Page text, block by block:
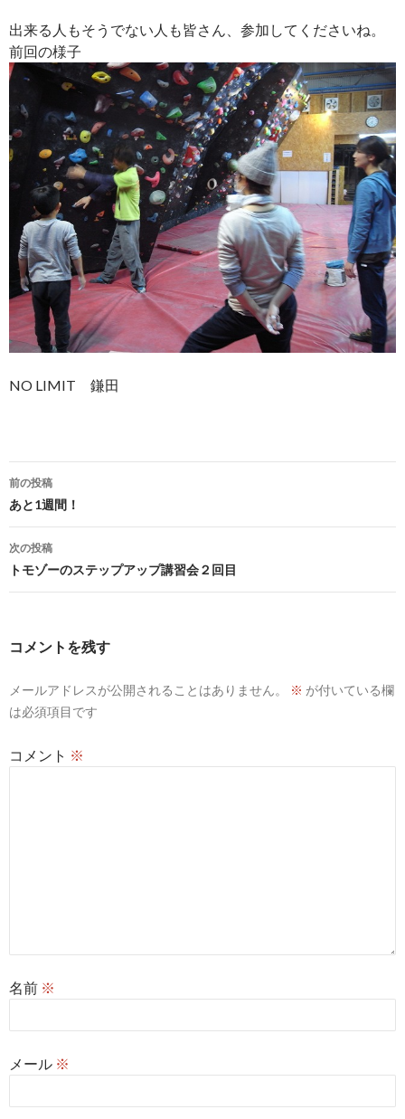
出来る人もそうでない人も皆さん、参加してくださいね。
前回の様子
NO LIMIT 鎌田
投
稿
ナ
ビ
ョ
前の投稿
あと1週間！
次の投稿
トモゾーのステップアップ講習会２回目
コメントを残す
メールアドレスが公開されることはありません。 ※ が付いている欄
は必須項目です
コメント ※
名前 ※
メール ※